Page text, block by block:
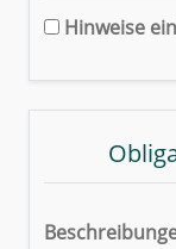
Hinweise